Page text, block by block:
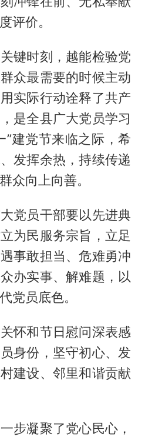
评价。
键时刻，越能检验党
众最需要的时候主动
实际行动诠释了共产
是全县广大党员学习
”建党节来临之际，希
发挥余热，持续传递
众向上向善。
党员干部要以先进典
为民服务宗旨，立足
事敢担当、危难勇冲
办实事、解难题，以
党员底色。
怀和节日慰问深表感
身份，坚守初心、发
建设、邻里和谐贡献
步凝聚了党心民心，